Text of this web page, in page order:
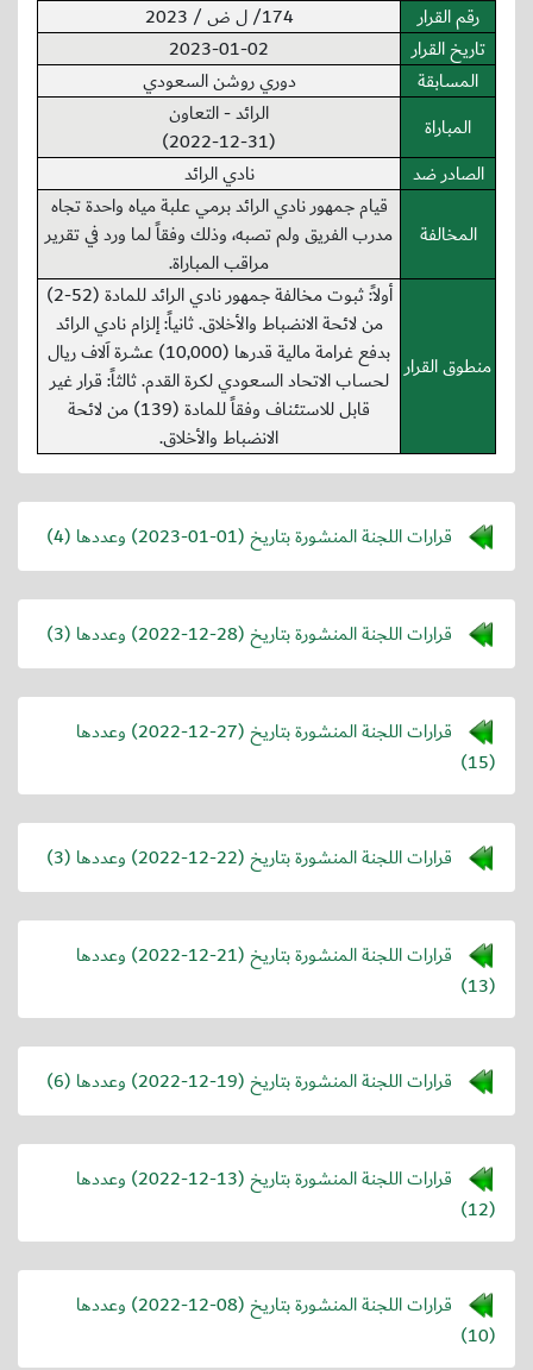
رقم القرار
174/ ل ض / 2023
تاريخ القرار
2023-01-02
المسابقة
دوري روشن السعودي
المباراة
الرائد - التعاون
(2022-12-31)
الصادر ضد
نادي الرائد
المخالفة
قيام جمهور نادي الرائد برمي علبة مياه واحدة تجاه
مدرب الفريق ولم تصبه، وذلك وفقاً لما ورد في تقرير
مراقب المباراة.
منطوق القرار
أولاً: ثبوت مخالفة جمهور نادي الرائد للمادة (52-2)
من لائحة الانضباط والأخلاق. ثانياً: إلزام نادي الرائد
بدفع غرامة مالية قدرها (10,000) عشرة اَلاف ريال
لحساب الاتحاد السعودي لكرة القدم. ثالثاً: قرار غير
قابل للاستئناف وفقاً للمادة (139) من لائحة
الانضباط والأخلاق.
قرارات اللجنة المنشورة بتاريخ (2023-01-01) وعددها (4)
قرارات اللجنة المنشورة بتاريخ (2022-12-28) وعددها (3)
قرارات اللجنة المنشورة بتاريخ (2022-12-27) وعددها
(15)
قرارات اللجنة المنشورة بتاريخ (2022-12-22) وعددها (3)
قرارات اللجنة المنشورة بتاريخ (2022-12-21) وعددها
(13)
قرارات اللجنة المنشورة بتاريخ (2022-12-19) وعددها (6)
قرارات اللجنة المنشورة بتاريخ (2022-12-13) وعددها
(12)
قرارات اللجنة المنشورة بتاريخ (2022-12-08) وعددها
(10)